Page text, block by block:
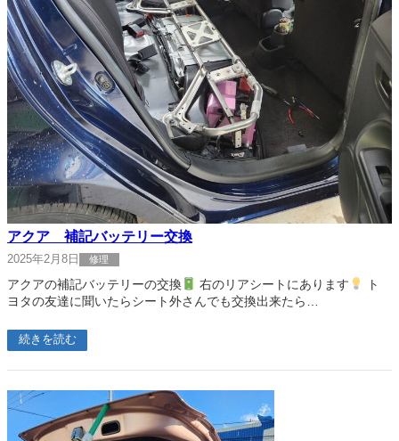
アクア 補記バッテリー交換
2025年2月8日 修理
アクアの補記バッテリーの交換 右のリアシートにあります
ト
ヨタの友達に聞いたらシート外さんでも交換出来たら…
続きを読む